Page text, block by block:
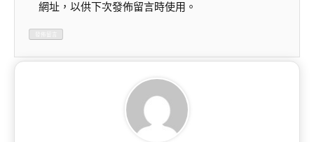
網址，以供下次發佈留言時使用。